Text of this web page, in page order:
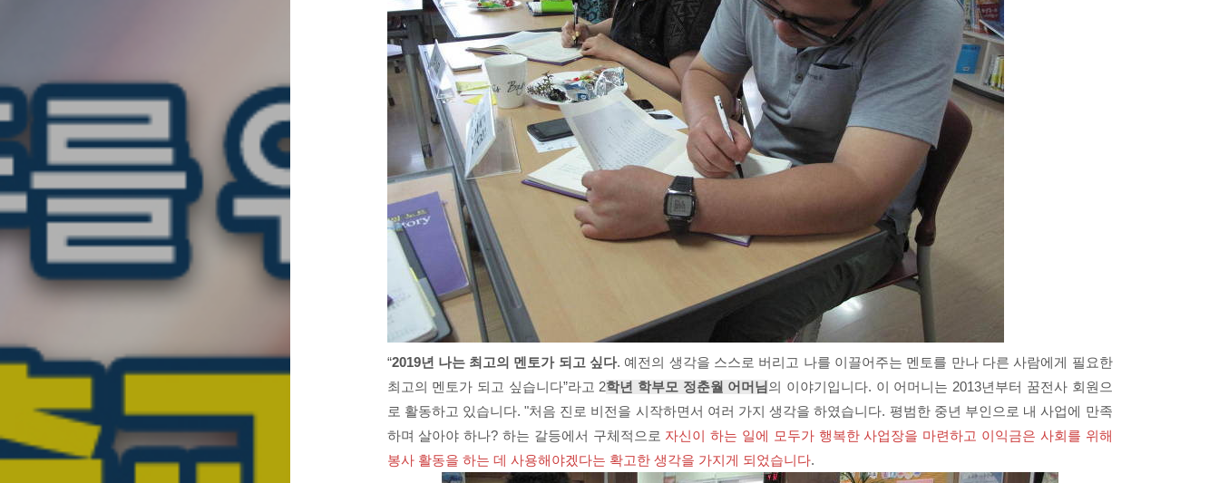
“2019년 나는 최고의 멘토가 되고 싶다. 예전의 생각을 스스로 버리고 나를 이끌어주는 멘토를 만나 다른 사람에게 필요한
최고의 멘토가 되고 싶습니다”라고 2학년 학부모 정춘월 어머님 의 이야기입니다. 이 어머니는 2013년부터 꿈전사 회원으
로 활동하고 있습니다. "처음 진로 비전을 시작하면서 여러 가지 생각을 하였습니다. 평범한 중년 부인으로 내 사업에 만족
하며 살아야 하나? 하는 갈등에서 구체적으로 자신이 하는 일에 모두가 행복한 사업장을 마련하고 이익금은 사회를 위해
봉사 활동을 하는 데 사용해야겠다는 확고한 생각을 가지게 되었습니다.